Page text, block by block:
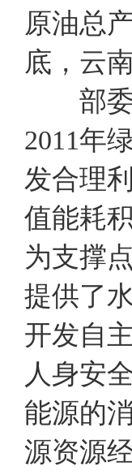
原油总
底，云
部委
2011年
发合理
值能耗
为支撑
提供了
开发自
人身安
能源的
源资源